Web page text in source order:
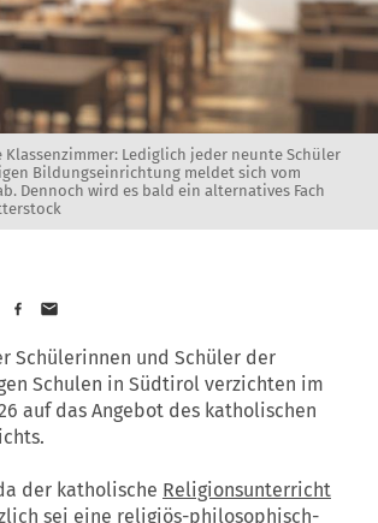
Klassenzimmer: Lediglich jeder neunte Schüler
Bildungseinrichtung meldet sich vom
Dennoch wird es bald ein alternatives Fach
Schülerinnen und Schüler der
Schulen in Südtirol verzichten im
auf das Angebot des katholischen
der katholische Religionsunterricht
sei eine religiös-philosophisch-